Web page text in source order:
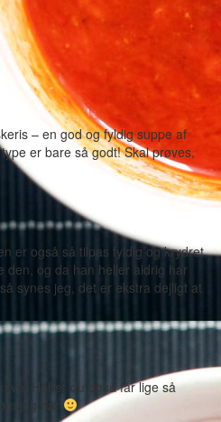
– en god og fyldig suppe af
er bare så godt! Skal prøves,
er også så tilpas fyldig og krydret,
den, og da han heller aldrig har
synes jeg, det er ekstra dejligt at
Håber du også får lige så
jeg har